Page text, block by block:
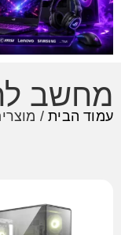
מחשב
עמוד הבית/